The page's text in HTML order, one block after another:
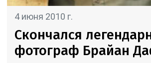
4 июня 2010 г.
Скончался
фотограф Брайан